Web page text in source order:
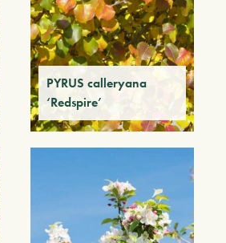
PYRUS calleryana
‘Redspire’